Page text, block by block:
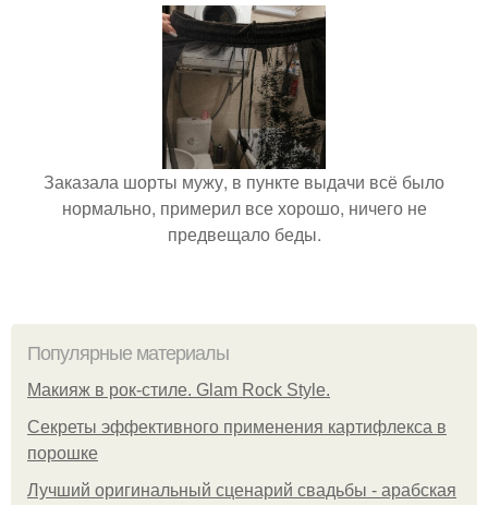
Заказала шорты мужу, в пункте выдачи всё было
нормально, примерил все хорошо, ничего не
предвещало беды.
Популярные материалы
Макияж в рок-стиле. Glam Rock Style.
Секреты эффективного применения картифлекса в
порошке
Лучший оригинальный сценарий свадьбы - арабская